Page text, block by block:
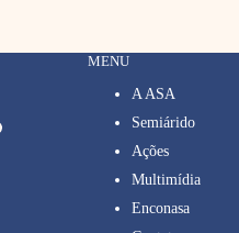
MENU
A ASA
Semiárido
Ações
Multimídia
Enconasa